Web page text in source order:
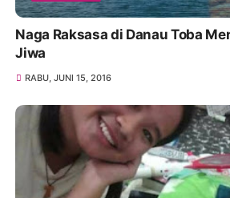
Naga Raksasa di Danau Toba
Jiwa
RABU, JUNI 15, 2016